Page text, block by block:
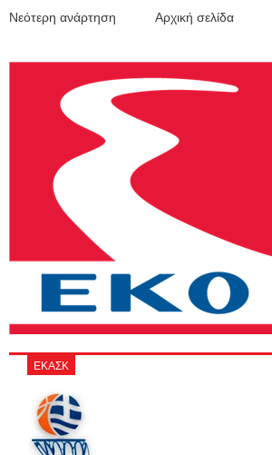
Νεότερη ανάρτηση Αρχική σελίδα
ΕΚΑΣΚ